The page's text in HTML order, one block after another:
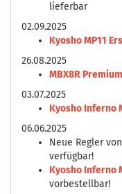
lieferbar
02.09.2025
Kyosho MP11
26.08.2025
MBX8R
03.07.2025
Kyosho Inferno
06.06.2025
Neue Regler von
verfügbar!
Kyosho Inferno
vorbestellbar!